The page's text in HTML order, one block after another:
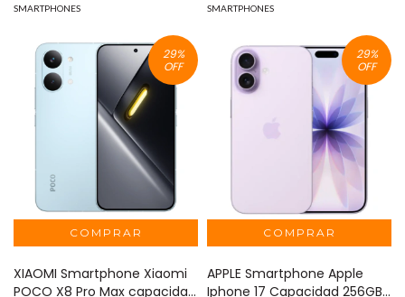
SMARTPHONES SMARTPHONES
29%
OFF
XIAOMI Smartphone Xiaomi
POCO X8 Pro Max capacidad
29%
OFF
APPLE Smartphone Apple
Iphone 17 Capacidad 256GB